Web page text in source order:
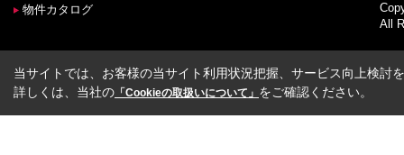
物件カタログ
All
当サイトでは、お客様の当サイト利用状況把握、サービス向上検討
詳しくは、当社の 「Cookieの取扱いについて」 をご確認ください。